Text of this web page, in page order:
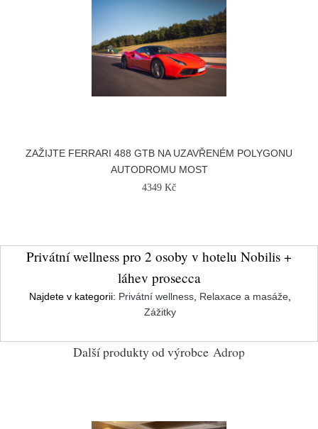
ZAŽIJTE FERRARI 488 GTB NA UZAVŘENÉM POLYGONU
AUTODROMU MOST
4349 Kč
Privátní wellness pro 2 osoby v hotelu Nobilis +
láhev prosecca
Najdete v kategorii: Privátní wellness, Relaxace a masáže,
Zážitky
Další produkty od výrobce Adrop